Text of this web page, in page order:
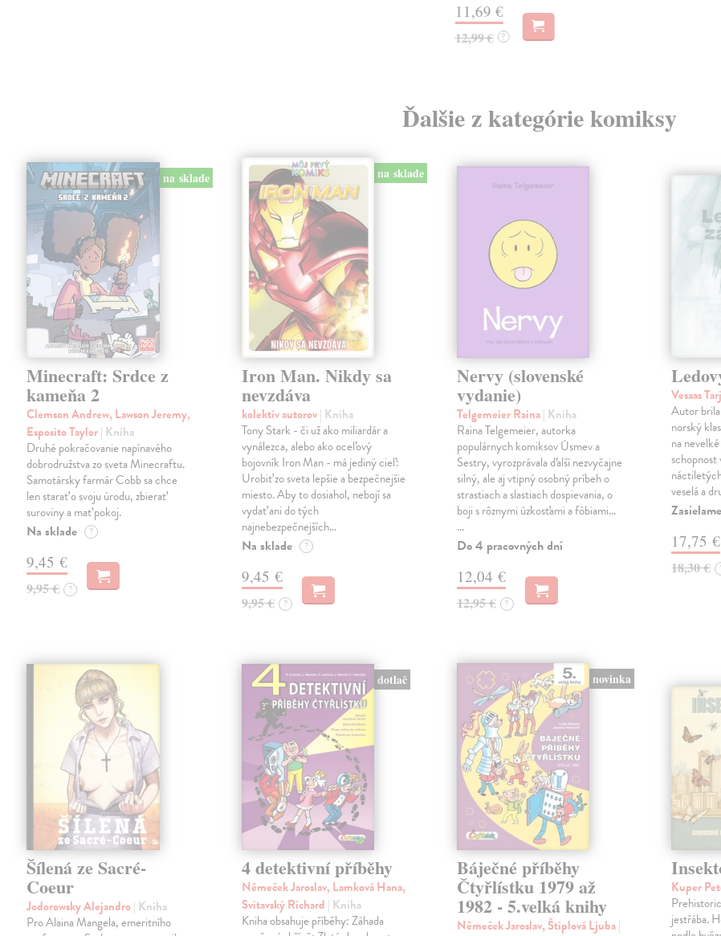
11,69 €
12,99 € ?
Ďalšie z kategórie komiksy
na sklade
Minecraft: Srdce z
kameňa 2
Clemson Andrew, Lawson Jeremy,
Esposito Taylor| Kniha
Druhé pokračovanie napínavého
dobrodružstva zo sveta Minecraftu.
Samotársky farmár Cobb sa chce
len starať o svoju úrodu, zbierať
suroviny a mať pokoj.
Na sklade ?
9,45 €
9,95 € ?
na sklade
Iron Man. Nikdy sa
nevzdáva
kolektív autorov| Kniha
Tony Stark - či už ako miliardár a
vynálezca, alebo ako oceľový
bojovník Iron Man - má jediný cieľ:
Urobiť zo sveta lepšie a bezpečnejšie
miesto. Aby to dosiahol, nebojí sa
vydať ani do tých
najnebezpečnejších…
Na sklade ?
9,45 €
9,95 € ?
Nervy (slovenské
vydanie)
Telgemeier Raina| Kniha
Raina Telgemeier, autorka
populárnych komiksov Úsmev a
Sestry, vyrozprávala ďalší nezvyčajne
silný, ale aj vtipný osobný príbeh o
strastiach a slastiach dospievania, o
boji s rôznymi úzkosťami a fóbiami...
…
Do 4 pracovných dní
12,04 €
12,95 € ?
Vesaas
Autor
norský
na
veselá a
17,75 €
18,30 €
Šílená ze Sacré-
Coeur
Jodorowsky Alejandro| Kniha
Pro Alaina Mangela, emeritního
dotlač
4 detektivní příběhy
Němeček Jaroslav, Lamková Hana,
Svitavský Richard | Kniha
Kniha obsahuje příběhy: Záhada
novinka
Báječné příběhy
Čtyřlístku 1979 až
1982 - 5.velká knihy
Němeček Jaroslav, Štíplová Ljuba|
Kuper
jestřába.